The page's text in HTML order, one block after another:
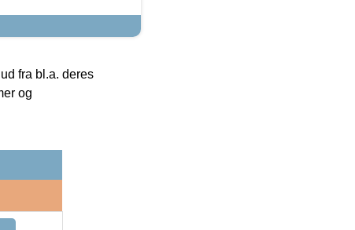
fra bl.a. deres
og